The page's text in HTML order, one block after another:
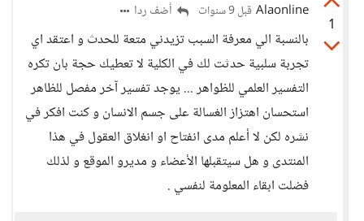
1
Alaonline قبل 9 سنوات أضف ردا
بالنسبة الي معرفة السبب تزيدني متعة للحدث و اعتقد اي
تجربة سلبية حدثت لك في الكلية لا تعطيك حجة بان تكره
التفسير العلمي للظواهر ... يوجد تفسير آخر مفصل للظاهر
استحسان اهتزاز الغسالة على جسم الانسان و كنت افكر في
نشره لكن لا أعلم مدى انفتاح او انغلاق العقول في هذا
المنتدى و هل سيتقبلها الأعضاء و مديرو الموقع و لذلك
فضلت ابقاء المعلومة لنفسي .